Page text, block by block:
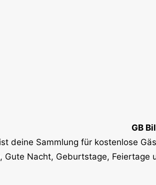
GB
deine Sammlung für kostenlose
Gute Nacht, Geburtstage, Feiertage